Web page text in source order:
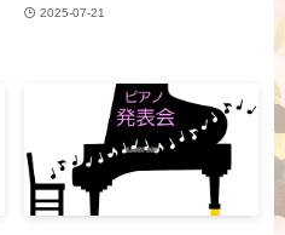
2025-07-21